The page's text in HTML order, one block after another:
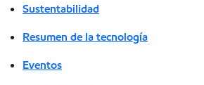
Sustentabilidad
Resumen de la tecnología
Eventos